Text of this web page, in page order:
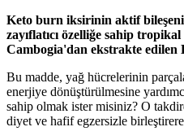
Keto burn iksirinin aktif
zayıflatıcı özelliğe sahip
Cambogia'dan ekstrakte
Bu madde, yağ hücrelerinin
enerjiye dönüştürülmesine
sahip olmak ister misiniz? O
diyet ve hafif egzersizle